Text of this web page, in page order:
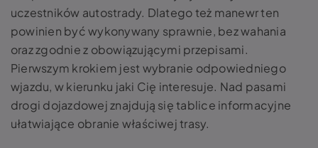
uczestników autostrady. Dlatego też manewr ten
powinien być wykonywany sprawnie, bez wahania
oraz zgodnie z obowiązującymi przepisami.
Pierwszym krokiem jest wybranie odpowiedniego
wjazdu, w kierunku jaki Cię interesuje. Nad pasami
drogi dojazdowej znajdują się tablice informacyjne
ułatwiające obranie właściwej trasy.